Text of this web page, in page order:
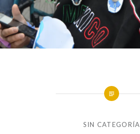
SIN CATEGORÍA